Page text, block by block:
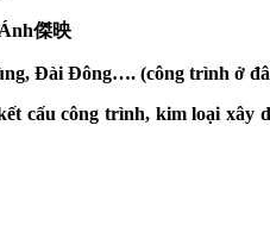
傑映
Đài Đông…. (công trình ở
cấu công trình, kim loại xây